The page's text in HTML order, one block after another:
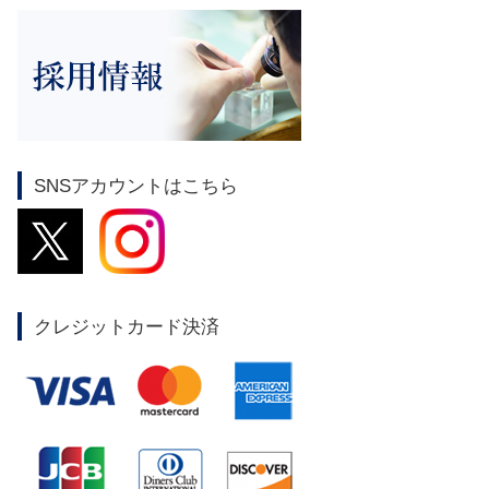
SNSアカウントはこちら
クレジットカード決済